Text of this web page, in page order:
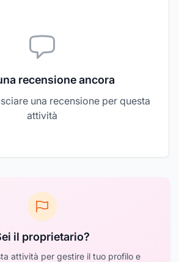
recensione ancora
una recensione per questa
attività
il proprietario?
attività per gestire il tuo profilo e